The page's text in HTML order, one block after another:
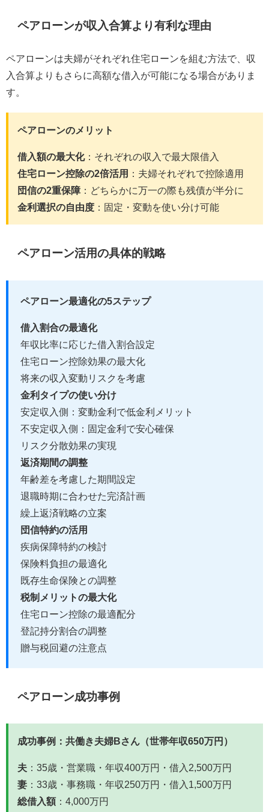
ペアローンが収入合算より有利な理由
ペアローンは夫婦がそれぞれ住宅ローンを組む方法で、収
入合算よりもさらに高額な借入が可能になる場合がありま
す。
ペアローンのメリット
借入額の最大化：それぞれの収入で最大限借入
住宅ローン控除の2倍活用
：夫婦それぞれで控除適用
団信の2重保障 ：どちらかに万一の際も残債が半分に
金利選択の自由度 ：固定・変動を使い分け可能
ペアローン活用の具体的戦略
ペアローン最適化の5ステップ
借入割合の最適化
年収比率に応じた借入割合設定
住宅ローン控除効果の最大化
将来の収入変動リスクを考慮
金利タイプの使い分け
安定収入側：変動金利で低金利メリット
不安定収入側：固定金利で安心確保
リスク分散効果の実現
返済期間の調整
年齢差を考慮した期間設定
退職時期に合わせた完済計画
繰上返済戦略の立案
団信特約の活用
疾病保障特約の検討
保険料負担の最適化
既存生命保険との調整
税制メリットの最大化
住宅ローン控除の最適配分
登記持分割合の調整
贈与税回避の注意点
ペアローン成功事例
成功事例：共働き夫婦Bさん（世帯年収650万円）
夫 ：35歳・営業職・年収400万円・借入2,500万円
妻 ：33歳・事務職・年収250万円・借入1,500万円
総借入額：4,000万円